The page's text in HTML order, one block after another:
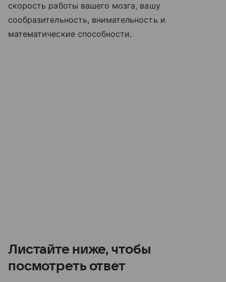
скорость работы вашего мозга, вашу
сообразительность, внимательность и
математические способности.
Листайте ниже, чтобы
посмотреть ответ